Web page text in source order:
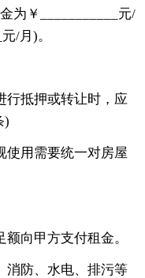
为￥___________元/
/月)。
行抵押或转让时，应
)
使用需要统一对房屋
向甲方支付租金。
消防、水电、排污等